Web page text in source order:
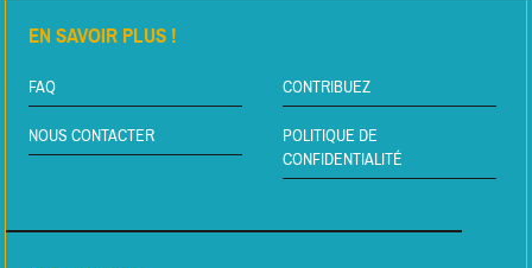
EN SAVOIR PLUS !
FAQ CONTRIBUEZ
NOUS CONTACTER
POLITIQUE DE
CONFIDENTIALITÉ